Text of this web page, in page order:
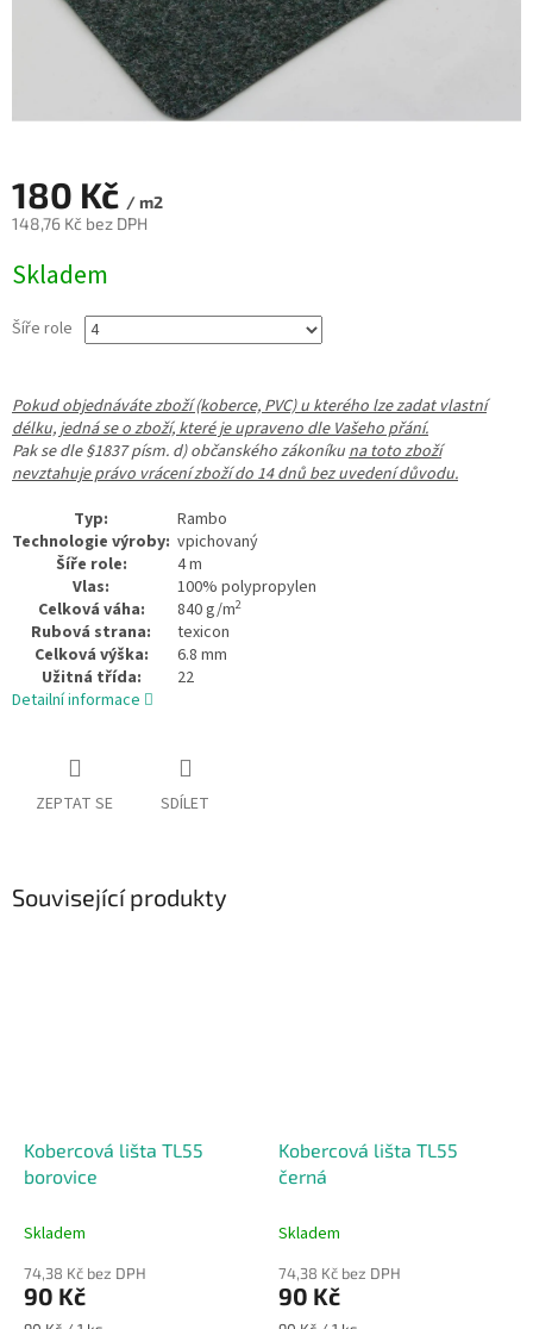
180 Kč / m2
148,76 Kč bez DPH
cena:
Skladem
Šíře role
Pokud objednáváte zboží (koberce, PVC) u kterého lze zadat vlastní
délku, jedná se o zboží, které je upraveno dle Vašeho přání.
Pak se dle §1837 písm. d) občanského zákoníku na toto zboží
nevztahuje právo vrácení zboží do 14 dnů bez uvedení důvodu.
Typ:
Rambo
Technologie výroby: vpichovaný
Šíře role:
4 m
Vlas:
100% polypropylen
Celková váha:
840 g/m2
Rubová strana:
texicon
Celková výška:
6.8 mm
Užitná třída:
22
Detailní informace
ZEPTAT SE SDÍLET
Související produkty
Kobercová lišta TL55
borovice
Skladem
74,38 Kč bez DPH
90 Kč
Kobercová lišta TL55
černá
Skladem
74,38 Kč bez DPH
90 Kč